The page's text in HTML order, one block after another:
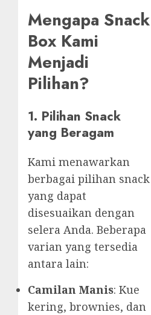
Mengapa Snack
Box Kami
Menjadi
Pilihan?
1. Pilihan Snack
yang Beragam
Kami menawarkan
berbagai pilihan snack
yang dapat
disesuaikan dengan
selera Anda. Beberapa
varian yang tersedia
antara lain:
Camilan Manis: Kue
kering, brownies, dan